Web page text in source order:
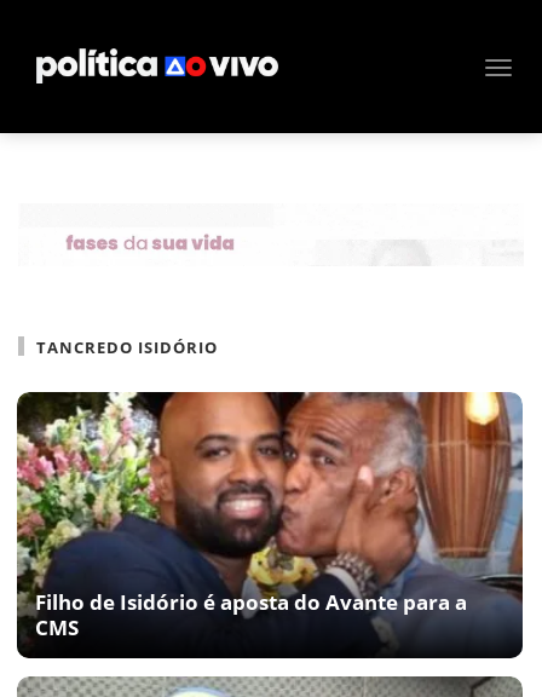
TANCREDO ISIDÓRIO
Filho de Isidório é aposta do Avante para a
CMS